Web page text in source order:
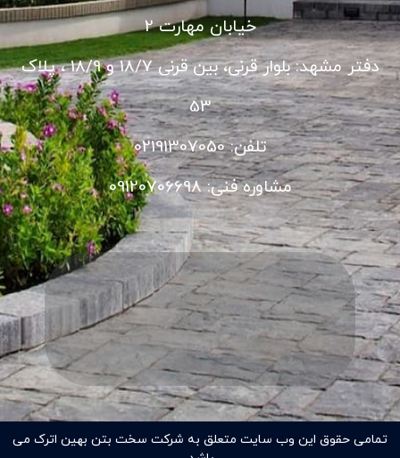
خیابان مهارت 2
دفتر مشهد: بلوار قرنی، بین قرنی 18/7 و 18/9 ، پلاک
53
تلفن: 02191307050
مشاوره فنی: 09120706698
تمامی حقوق این وب سایت متعلق به شرکت سخت بتن بهین اترک می